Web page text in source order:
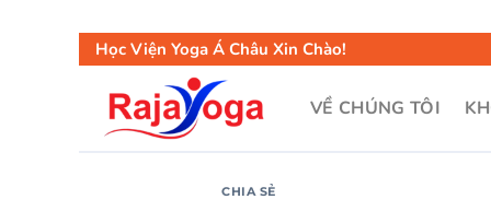
Học Viện Yoga Á Châu Xin Chào!
VỀ CHÚNG TÔI
CHIA SẺ